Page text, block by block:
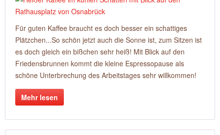
Für guten Kaffee braucht es doch besser ein schattiges
Plätzchen...So schön jetzt auch die Sonne ist, zum Sitzen ist
es doch gleich ein bißchen sehr heiß! Mit Blick auf den
Friedensbrunnen kommt die kleine Espressopause als
schöne Unterbrechung des Arbeitstages sehr willkommen!
Mehr lesen